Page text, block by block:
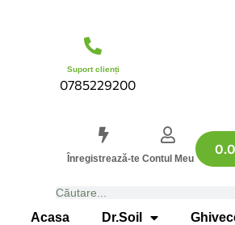
Suport clienți
0785229200
Înregistrează-te Contul Meu
Acasa Dr.Soil